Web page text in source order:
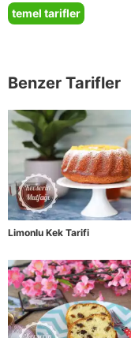
temel tarifler
Benzer Tarifler
Limonlu Kek Tarifi